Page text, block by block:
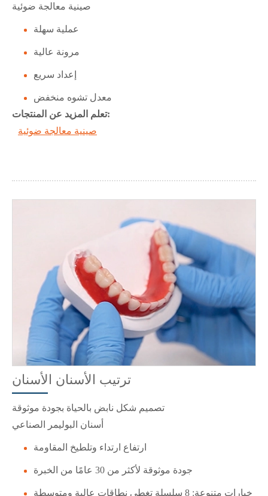
صينية معالجة ضوئية
عملية سهلة
مرونة عالية
إعداد سريع
معدل تشوه منخفض
تعلم المزيد عن المنتجات:
صينية معالجة ضوئية
ترتيب الأسنان الأسنان
تصميم شكل نابض بالحياة بجودة موثوقة
أسنان البوليمر الصناعي
ارتفاع ارتداء وتلطيخ المقاومة
جودة موثوقة لأكثر من 30 عامًا من الخبرة
خيارات متنوعة: 8 سلسلة تغطي نطاقات عالية ومتوسطة